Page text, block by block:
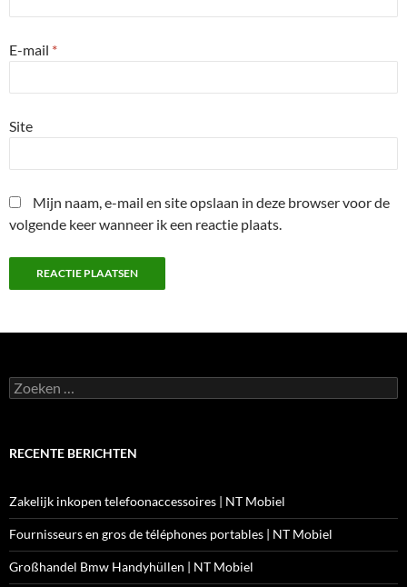
E-mail *
Site
Mijn naam, e-mail en site opslaan in deze browser voor de
volgende keer wanneer ik een reactie plaats.
Zoeken
naar:
RECENTE BERICHTEN
Zakelijk inkopen telefoonaccessoires | NT Mobiel
Fournisseurs en gros de téléphones portables | NT Mobiel
Großhandel Bmw Handyhüllen | NT Mobiel